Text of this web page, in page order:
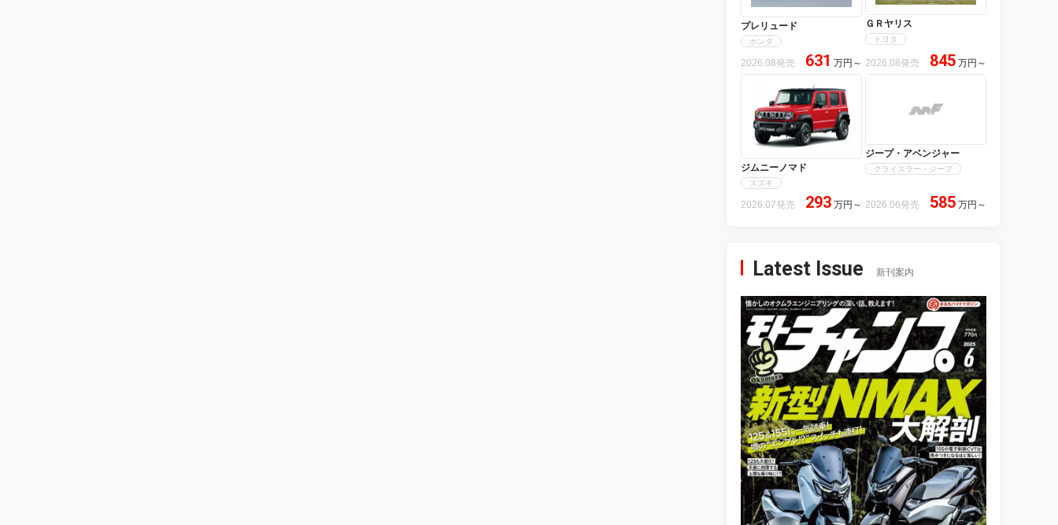
プレリュード
ホンダ
2026.08発売 631 万円 ～
ＧＲヤリス
トヨタ
2026.08発売 845 万円 ～
ジムニーノマド
スズキ
2026.07発売 293 万円 ～
ジープ・アベンジャー
クライスラー・ジープ
2026.06発売 585 万円 ～
Latest Issue 新刊案内